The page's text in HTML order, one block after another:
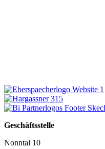
Geschäftsstelle
Nonntal 10